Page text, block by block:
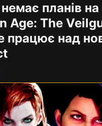
планів
Age: The
працює над